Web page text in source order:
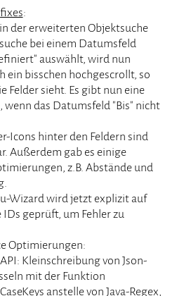
:
der erweiterten Objektsuche
bei einem Datumsfeld
auswählt, wird nun
ein bisschen hochgescrollt, so
Felder sieht. Es gibt nun eine
wenn das Datumsfeld "Bis" nicht
Icons hinter den Feldern sind
Außerdem gab es einige
z.B. Abstände und
Wizard wird jetzt explizit auf
geprüft, um Fehler zu
Optimierungen:
API: Kleinschreibung von Json-
mit der Funktion
anstelle von Java-Regex,